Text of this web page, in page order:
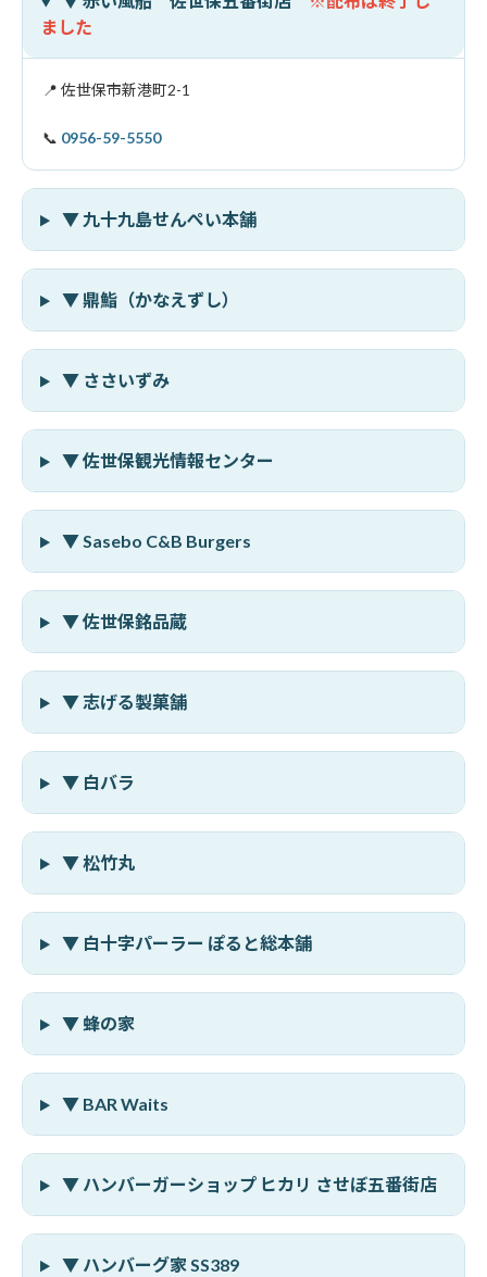
ました
📍 佐世保市新港町2-1
📞 0956-59-5550
▼ 九十九島せんぺい本舗
▼ 鼎鮨（かなえずし）
▼ ささいずみ
▼ 佐世保観光情報センター
▼ Sasebo C&B Burgers
▼ 佐世保銘品蔵
▼ 志げる製菓舗
▼ 白バラ
▼ 松竹丸
▼ 白十字パーラー ぽると総本舗
▼ 蜂の家
▼ BAR Waits
▼ ハンバーガーショップ ヒカリ させぼ五番街店
▼ ハンバーグ家 SS389